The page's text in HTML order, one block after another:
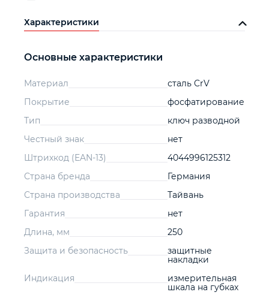
Характеристики
Основные характеристики
Материал
сталь CrV
Покрытие
фосфатирование
Тип
ключ разводной
Честный знак
нет
Штрихкод (EAN-13)
4044996125312
Страна бренда
Германия
Страна производства
Тайвань
Гарантия
нет
Длина, мм
250
Защита и безопасность
защитные
накладки
Индикация
измерительная
шкала на губках